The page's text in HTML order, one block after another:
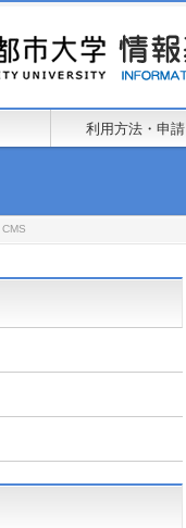
利用方法・申請
CMS